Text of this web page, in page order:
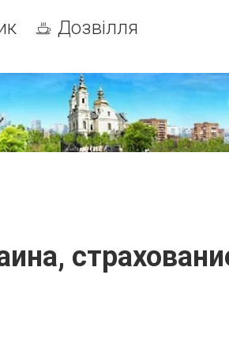
Дозвілля